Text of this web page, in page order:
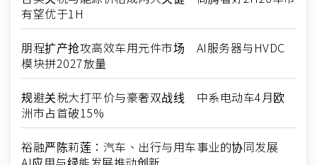
有望优于1H
朋程扩产抢攻高效车用元件市场 AI服务器与HVDC
模块拼2027放量
规避关税大打平价与豪奢双战线 中系电动车4月欧
洲市占首破15%
裕融严陈莉莲：汽车、出行与用车事业的协同发展